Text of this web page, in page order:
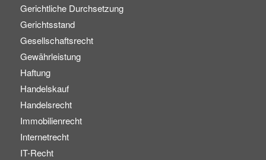
Gerichtliche Durchsetzung
Gerichtsstand
Gesellschaftsrecht
Gewährleistung
Haftung
Handelskauf
Handelsrecht
Immobilienrecht
Internetrecht
IT-Recht